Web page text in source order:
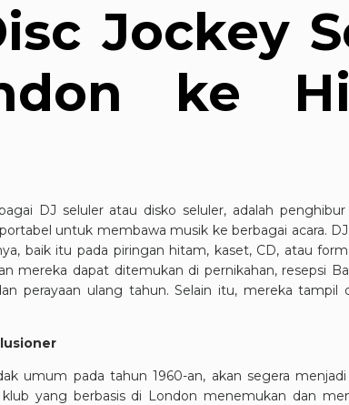
Jockey
ke
DJ seluler atau disko seluler, adalah
untuk membawa musik ke berbagai acara.
baik itu pada piringan hitam, kaset, CD, atau
mereka dapat ditemukan di pernikahan, resepsi
perayaan ulang tahun. Selain itu, mereka
umum pada tahun 1960-an, akan segera
yang berbasis di London menemukan dan